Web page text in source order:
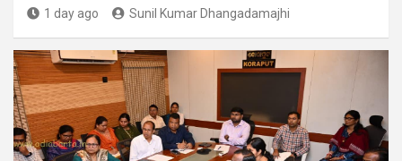
1 day ago Sunil Kumar Dhangadamajhi